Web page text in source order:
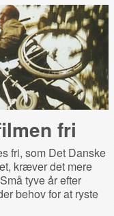
fri
fri, som Det Danske
kræver det mere
tyve år efter
behov for at ryste